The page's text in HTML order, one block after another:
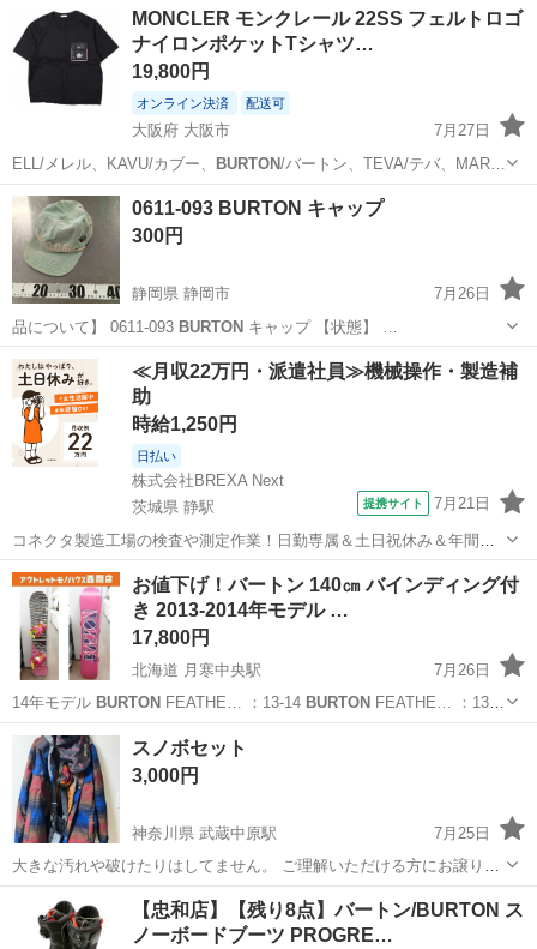
MONCLER モンクレール 22SS フェルトロゴ
ナイロンポケットTシャツ…
19,800円
オンライン決済 配送可
大阪府 大阪市
7月27日
ELL/メレル、KAVU/カブー、
BURTON/バートン、TEVA/テバ、MAR…
大阪 大阪市
0611-093 BURTON キャップ
300円
静岡県 静岡市
7月26日
品について】 0611-093 BURTON キャップ 【状態】 …
静岡 静岡市 小物 リユース
≪月収22万円・派遣社員≫機械操作・製造補
助
時給1,250円
日払い
株式会社BREXA Next
茨城県 静駅
提携サイト 7月21日
コネクタ製造工場の検査や測定作業！日勤専属＆土日祝休み＆年間休
日128日★クリーンルーム内作業★マイカー通勤OK＆無料駐車場あり
★就業先食堂利用可！日払い制度あり！《茨城県常陸大宮市》 人気の
工場のお仕事 ◇コネクタ製造工...
茨城 常陸大宮市 静駅 その他
お値下げ！バートン 140㎝ バインディング付
き 2013-2014年モデル …
17,800円
北海道 月寒中央駅
7月26日
14年モデル BURTON FEATHE… ：13-14 BURTON FEATHE… ：13-
14BURTONCITIZE…
北海道 札幌市 月寒中央駅
スノボセット
3,000円
神奈川県 武蔵中原駅
7月25日
大きな汚れや破けたりはしてません。 ご理解いただける方にお譲りし
たいと思います。 上→Burtonsサイズ 下→不明 165センチの自分
でちょうどいいです ゴーグル→不明 フェイスマスク→不明 靴
→26cm、袋付き ...
神奈川 武蔵中原駅 スノーボード
【忠和店】【残り8点】バートン/BURTON ス
ノーボードブーツ PROGRE…